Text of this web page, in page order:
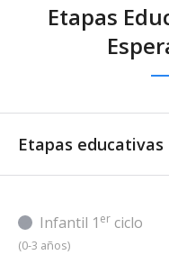
Etapas
Etapas educativas
Infantil 1 er ciclo
(0-3 años)